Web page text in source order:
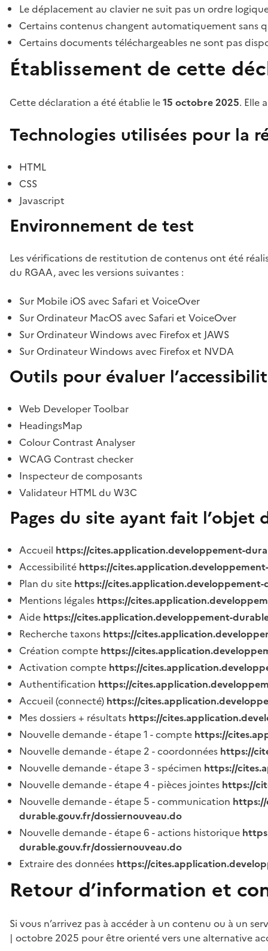
Le déplacement au clavier ne suit pas un ordre
Certains contenus changent automatiquement sans
Certains documents téléchargeables ne sont pas
Établissement de cette
Cette déclaration a été établie le15 octobre 2025. Elle
Technologies utilisées pour la
HTML
CSS
Javascript
Environnement de test
Les vérifications de restitution de contenus ont été
du RGAA, avec les versions suivantes :
Sur Mobile iOS avec Safari et VoiceOver
Sur Ordinateur MacOS avec Safari et VoiceOver
Sur Ordinateur Windows avec Firefox et JAWS
Sur Ordinateur Windows avec Firefox et NVDA
Outils pour évaluer
Web Developer Toolbar
HeadingsMap
Colour Contrast Analyser
WCAG Contrast checker
Inspecteur de composants
Validateur HTML du W3C
Pages du site ayant fait
Accueil https://cites.application.developpement-
Accessibilité https://
Plan du site https://
Mentions légales https://
Aide https://cites.application.developpement-
Recherche taxons https://
Création compte https://
Activation compte https://
Authentification https://
Accueil (connecté) https://
Mes dossiers + résultats https://
Nouvelle demande - étape 1 - compte https://
Nouvelle demande - étape 2 - coordonnées https://
Nouvelle demande - étape 3 - spécimen https://
Nouvelle demande - étape 4 - pièces jointes https://
Nouvelle demande - étape 5 - communication
durable.gouv.fr/dossiernouveau.do
Nouvelle demande - étape 6 - actions historique
durable.gouv.fr/dossiernouveau.do
Extraire des données https://
Retour d’information et
Si vous n’arrivez pas à accéder à un contenu ou à un
| octobre 2025 pour être orienté vers une alternative